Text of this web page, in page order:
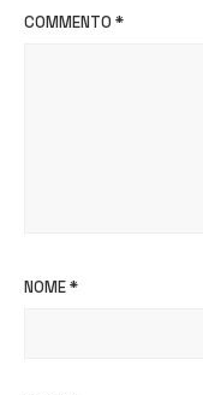
COMMENTO *
NOME*